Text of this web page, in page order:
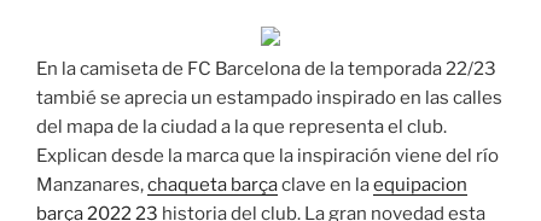
En la camiseta de FC Barcelona de la temporada 22/23
tambié se aprecia un estampado inspirado en las calles
del mapa de la ciudad a la que representa el club.
Explican desde la marca que la inspiración viene del río
Manzanares,chaqueta barçaclave en laequipacion
barça 2022 23 historia del club. La gran novedad esta